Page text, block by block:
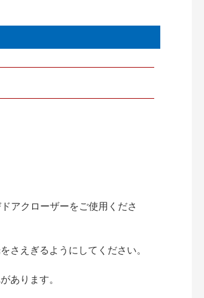
アクローザーをご使用くださ
えぎるようにしてください。
あります。